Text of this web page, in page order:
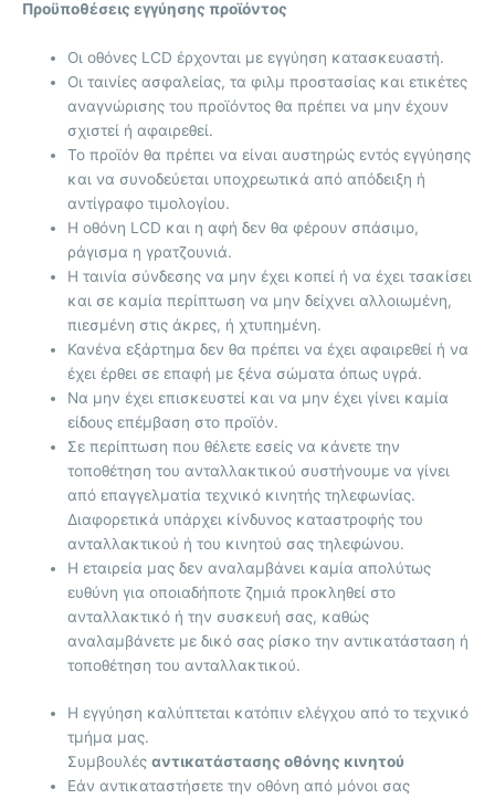
Προϋποθέσεις εγγύησης προϊόντος
Οι οθόνες LCD έρχονται με εγγύηση κατασκευαστή.
Οι ταινίες ασφαλείας, τα φιλμ προστασίας και ετικέτες
αναγνώρισης του προϊόντος θα πρέπει να μην έχουν
σχιστεί ή αφαιρεθεί.
Το προϊόν θα πρέπει να είναι αυστηρώς εντός εγγύησης
και να συνοδεύεται υποχρεωτικά από απόδειξη ή
αντίγραφο τιμολογίου.
Η οθόνη LCD και η αφή δεν θα φέρουν σπάσιμο,
ράγισμα η γρατζουνιά.
Η ταινία σύνδεσης να μην έχει κοπεί ή να έχει τσακίσει
και σε καμία περίπτωση να μην δείχνει αλλοιωμένη,
πιεσμένη στις άκρες, ή χτυπημένη.
Κανένα εξάρτημα δεν θα πρέπει να έχει αφαιρεθεί ή να
έχει έρθει σε επαφή με ξένα σώματα όπως υγρά.
Να μην έχει επισκευστεί και να μην έχει γίνει καμία
είδους επέμβαση στο προϊόν.
Σε περίπτωση που θέλετε εσείς να κάνετε την
τοποθέτηση του ανταλλακτικού συστήνουμε να γίνει
από επαγγελματία τεχνικό κινητής τηλεφωνίας.
Διαφορετικά υπάρχει κίνδυνος καταστροφής του
ανταλλακτικού ή του κινητού σας τηλεφώνου.
Η εταιρεία μας δεν αναλαμβάνει καμία απολύτως
ευθύνη για οποιαδήποτε ζημιά προκληθεί στο
ανταλλακτικό ή την συσκευή σας, καθώς
αναλαμβάνετε με δικό σας ρίσκο την αντικατάσταση ή
τοποθέτηση του ανταλλακτικού.
Η εγγύηση καλύπτεται κατόπιν ελέγχου από το τεχνικό
τμήμα μας.
Συμβουλέςαντικατάστασης οθόνης κινητού
Εάν αντικαταστήσετε την οθόνη από μόνοι σας